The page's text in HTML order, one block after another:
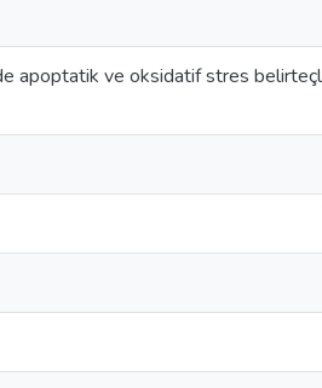
apoptatik ve oksidatif stres